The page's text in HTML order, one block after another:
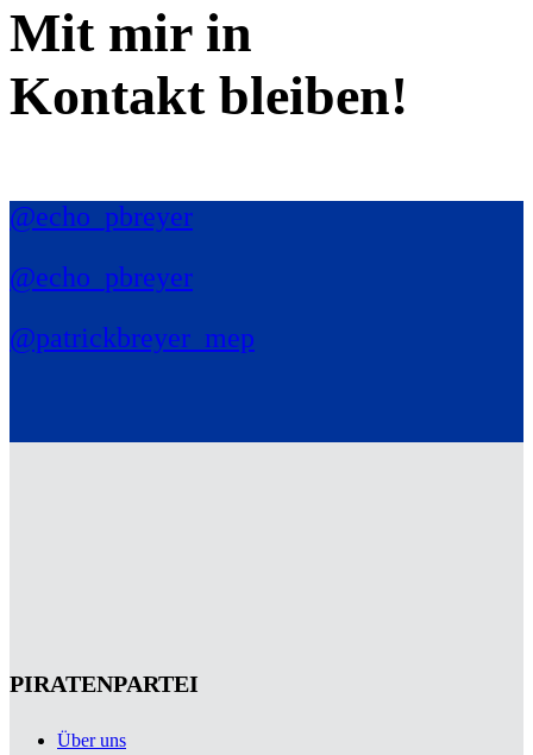
Mit mir in
Kontakt bleiben!
@echo_pbreyer
@echo_pbreyer
@patrickbreyer_mep
PIRATENPARTEI
Über uns